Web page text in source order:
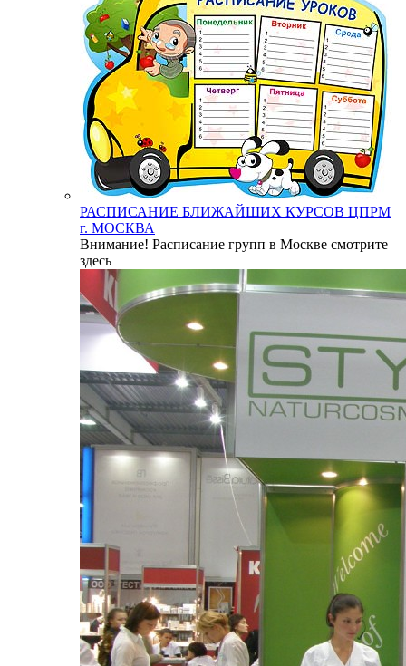
РАСПИСАНИЕ БЛИЖАЙШИХ КУРСОВ ЦПРМ
г. МОСКВА
Внимание! Расписание групп в Москве смотрите
здесь